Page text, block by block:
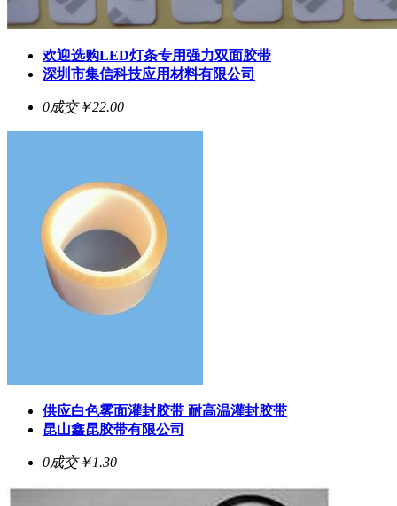
欢迎选购LED灯条专用强力双面胶带
深圳市集信科技应用材料有限公司
0成交￥22.00
供应白色雾面灌封胶带 耐高温灌封胶带
昆山鑫昆胶带有限公司
0成交￥1.30